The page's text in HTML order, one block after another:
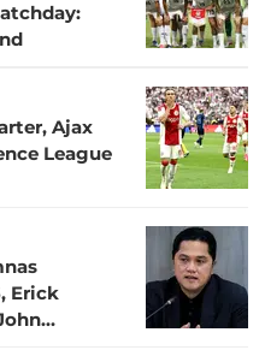
Ajax
League
Erick